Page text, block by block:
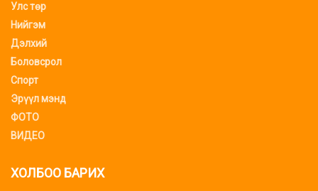
Улс төр
Нийгэм
Дэлхий
Боловсрол
Спорт
Эрүүл мэнд
ФОТО
ВИДЕО
ХОЛБОО БАРИХ